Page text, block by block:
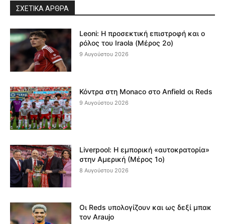
ΣΧΕΤΙΚΆ ΆΡΘΡΑ
Leoni: Η προσεκτική επιστροφή και ο
ρόλος του Iraola (Μέρος 2ο)
9 Αυγούστου 2026
Κόντρα στη Monaco στο Anfield οι Reds
9 Αυγούστου 2026
Liverpool: Η εμπορική «αυτοκρατορία»
στην Αμερική (Μέρος 1ο)
8 Αυγούστου 2026
Οι Reds υπολογίζουν και ως δεξί μπακ
τον Araujo